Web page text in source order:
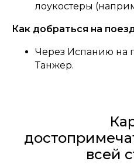
лоукостеры
Как добраться на
Через Испанию на
Танжер.
всей